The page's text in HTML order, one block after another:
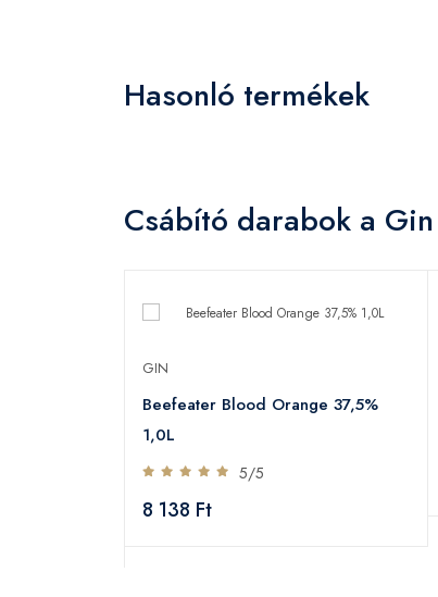
Hasonló termékek
Csábító darabok a
GIN
Beefeater Blood Orange 37,5%
1,0L
5/5
8 138 Ft